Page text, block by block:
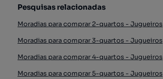
Pesquisas relacionadas
Moradias para comprar 2-quartos - Jugueiros
Moradias para comprar 3-quartos - Jugueiros
Moradias para comprar 4-quartos - Jugueiros
Moradias para comprar 5-quartos - Jugueiros